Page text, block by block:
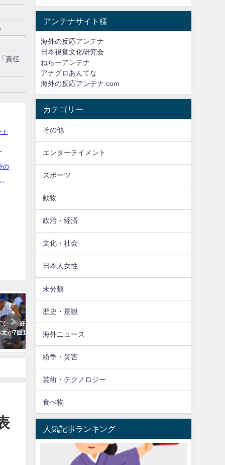
責任
ポーツ
な選
点で
【海外】「ドジャースだけはやめ
て！」佐々木朗希のポスティング
【海外】「阪神ファンって
アンテナサイト様
海外の反応アンテナ
日本視覚文化研究会
ねらーアンテナ
アナグロあんてな
海外の反応アンテナ.com
カテゴリー
その他
エンターテイメント
スポーツ
動物
政治・経済
文化・社会
日本人女性
未分類
歴史・景観
海外ニュース
紛争・災害
芸術・テクノロジー
食べ物
人気記事ランキング